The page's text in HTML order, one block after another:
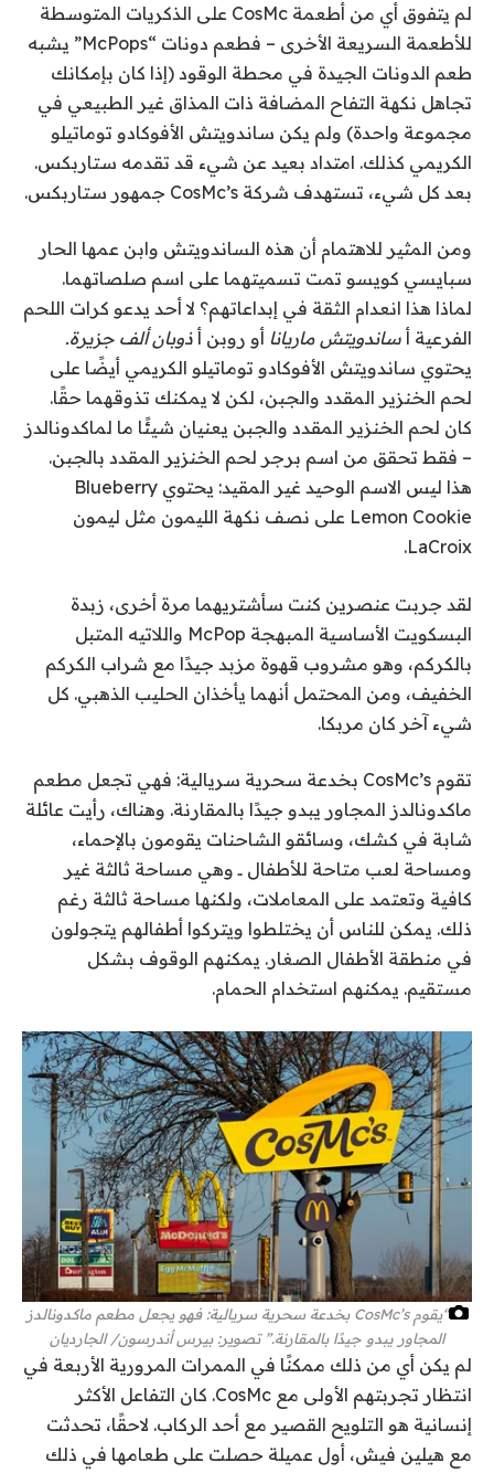
لم يتفوق أي من أطعمة CosMc على الذكريات المتوسطة
للأطعمة السريعة الأخرى – فطعم دونات “McPops” يشبه
طعم الدونات الجيدة في محطة الوقود (إذا كان بإمكانك
تجاهل نكهة التفاح المضافة ذات المذاق غير الطبيعي في
مجموعة واحدة) ولم يكن ساندويتش الأفوكادو توماتيلو
الكريمي كذلك. امتداد بعيد عن شيء قد تقدمه ستاربكس.
بعد كل شيء، تستهدف شركة CosMc’s جمهور ستاربكس.
ومن المثير للاهتمام أن هذه الساندويتش وابن عمها الحار
سبايسي كويسو تمت تسميتهما على اسم صلصاتهما.
لماذا هذا انعدام الثقة في إبداعاتهم؟ لا أحد يدعو كرات اللحم
الفرعية أ ساندويتش ماريانا أو روبن أ ذوبان ألف جزيرة.
يحتوي ساندويتش الأفوكادو توماتيلو الكريمي أيضًا على
لحم الخنزير المقدد والجبن، لكن لا يمكنك تذوقهما حقًا.
كان لحم الخنزير المقدد والجبن يعنيان شيئًا ما لماكدونالدز
– فقط تحقق من اسم برجر لحم الخنزير المقدد بالجبن.
هذا ليس الاسم الوحيد غير المقيد: يحتوي Blueberry
Lemon Cookie على نصف نكهة الليمون مثل ليمون
LaCroix.
لقد جربت عنصرين كنت سأشتريهما مرة أخرى، زبدة
البسكويت الأساسية المبهجة McPop واللاتيه المتبل
بالكركم، وهو مشروب قهوة مزبد جيدًا مع شراب الكركم
الخفيف، ومن المحتمل أنهما يأخذان الحليب الذهبي. كل
شيء آخر كان مربكا.
تقوم CosMc’s بخدعة سحرية سريالية: فهي تجعل مطعم
ماكدونالدز المجاور يبدو جيدًا بالمقارنة. وهناك، رأيت عائلة
شابة في كشك، وسائقو الشاحنات يقومون بالإحماء،
ومساحة لعب متاحة للأطفال ــ وهي مساحة ثالثة غير
كافية وتعتمد على المعاملات، ولكنها مساحة ثالثة رغم
ذلك. يمكن للناس أن يختلطوا ويتركوا أطفالهم يتجولون
في منطقة الأطفال الصغار. يمكنهم الوقوف بشكل
مستقيم. يمكنهم استخدام الحمام.
“يقوم CosMc’s بخدعة سحرية سريالية: فهو يجعل مطعم ماكدونالدز
المجاور يبدو جيدًا بالمقارنة.” تصوير: بيرس أندرسون/ الجارديان
لم يكن أي من ذلك ممكنًا في الممرات المرورية الأربعة في
انتظار تجربتهم الأولى مع CosMc. كان التفاعل الأكثر
إنسانية هو التلويح القصير مع أحد الركاب. لاحقًا، تحدثت
مع هيلين فيش، أول عميلة حصلت على طعامها في ذلك